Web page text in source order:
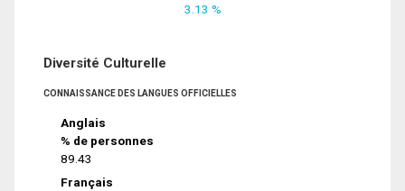
3.13 %
Diversité Culturelle
CONNAISSANCE DES LANGUES OFFICIELLES
Anglais
% de personnes
89.43
Français